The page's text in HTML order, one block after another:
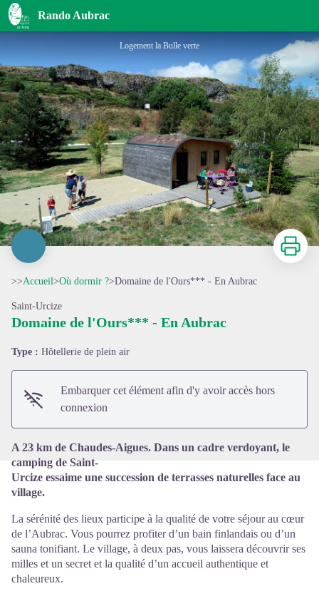
Rando Aubrac
Domaine de l'Ours*** - En Aubrac
Logement la Bulle verte
Imprimer
>>Accueil>Où dormir ?>Domaine de l'Ours*** - En Aubrac
Saint-Urcize
Domaine de l'Ours*** - En Aubrac
Type : Hôtellerie de plein air
Embarquer cet élément afin d'y avoir accès hors
connexion
A 23 km de Chaudes-Aigues. Dans un cadre verdoyant, le
camping de Saint-
Urcize essaime une succession de terrasses naturelles face au
village.
La sérénité des lieux participe à la qualité de votre séjour au cœur
de l’Aubrac. Vous pourrez profiter d’un bain finlandais ou d’un
sauna tonifiant. Le village, à deux pas, vous laissera découvrir ses
milles et un secret et la qualité d’un accueil authentique et
chaleureux.